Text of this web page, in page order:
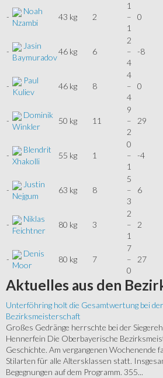
-
Noah
Nzambi
43 kg 2
1
–
1
0
-
Jasin
Baymuradov
46 kg 6
2
–
4
-8
-
Paul
Kuliev
46 kg 8
4
–
4
0
-
Dominik
Winkler
50 kg 11
9
–
2
29
-
Blendrit
Xhakolli
55 kg 1
0
–
1
-4
-
Justin
Nejgum
63 kg 8
5
–
3
6
-
Niklas
Feichtner
80 kg 3
2
–
1
2
-
Denis
Moor
80 kg 7
7
–
0
27
Aktuelles aus den
Unterföhring holt die Gesamtwertung bei
Bezirksmeisterschaft
Großes Gedränge herrschte bei der
Hennerfein Die Oberbayerische
Geschichte. Am vergangenen Wochenende
Stilarten für alle Altersklassen statt.
Begegnungen auf dem Programm. 355...